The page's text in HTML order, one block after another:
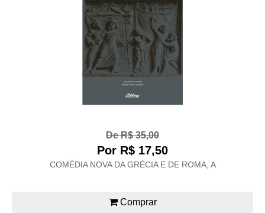
De R$ 35,00
Por R$ 17,50
COMÉDIA NOVA DA GRÉCIA E DE ROMA, A
Comprar